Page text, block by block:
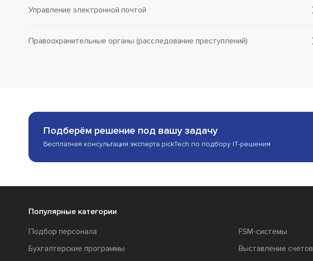
Управление электронной почтой
Правоохранительные органы (расследование преступлений)
Подберём решение под вашу задачу
Бесплатная консультация эксперта pickTech по подбору IT-решения
Популярные категории
Подбор персонала
FSM-системы
Бухгалтерские программы
Выставление счетов